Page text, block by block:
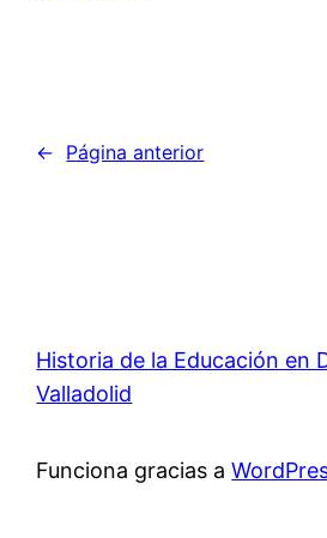
← Página anterior
Historia de la Educación en
Valladolid
Funciona gracias a